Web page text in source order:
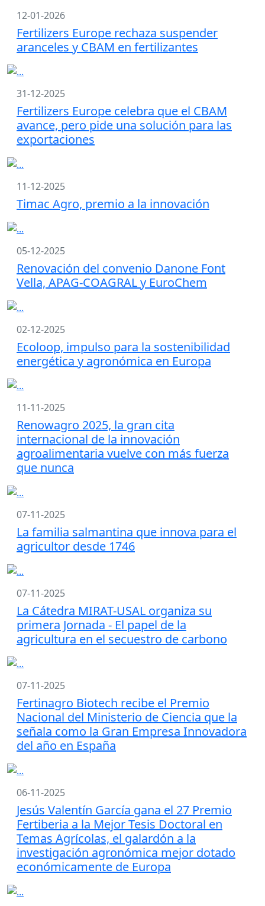
12-01-2026
Fertilizers Europe rechaza suspender
aranceles y CBAM en fertilizantes
31-12-2025
Fertilizers Europe celebra que el CBAM
avance, pero pide una solución para las
exportaciones
11-12-2025
Timac Agro, premio a la innovación
05-12-2025
Renovación del convenio Danone Font
Vella, APAG-COAGRAL y EuroChem
02-12-2025
Ecoloop, impulso para la sostenibilidad
energética y agronómica en Europa
11-11-2025
Renowagro 2025, la gran cita
internacional de la innovación
agroalimentaria vuelve con más fuerza
que nunca
07-11-2025
La familia salmantina que innova para el
agricultor desde 1746
07-11-2025
La Cátedra MIRAT-USAL organiza su
primera Jornada - El papel de la
agricultura en el secuestro de carbono
07-11-2025
Fertinagro Biotech recibe el Premio
Nacional del Ministerio de Ciencia que la
señala como la Gran Empresa Innovadora
del año en España
06-11-2025
Jesús Valentín García gana el 27 Premio
Fertiberia a la Mejor Tesis Doctoral en
Temas Agrícolas, el galardón a la
investigación agronómica mejor dotado
económicamente de Europa